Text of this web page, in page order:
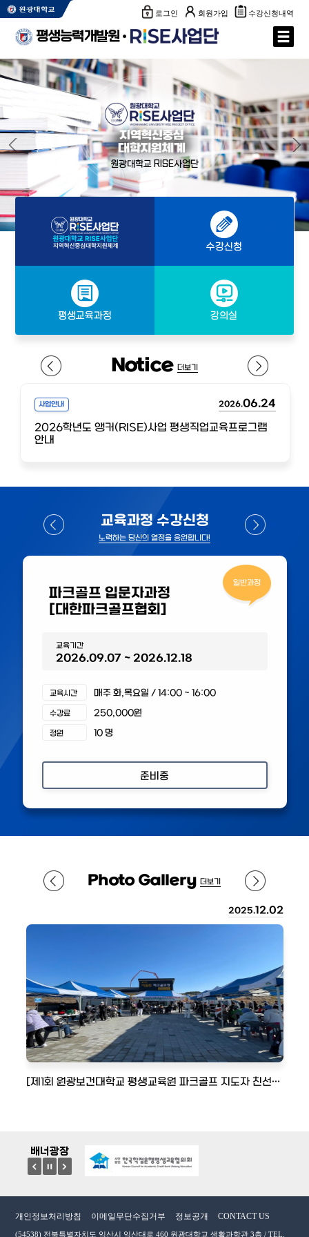
로그인 회원가입 수강신청내역
평생능력개발원
원광대학교 RISE사업단
수강신청
평생교육과정 강의실
Notice더보기
사업안내 2026.06.24
2026학년도 앵커(RISE)사업 평생직업교육프로그램
안내
교육과정 수강신청
노력하는 당신의 열정을 응원합니다!
일반과정
파크골프 입문자과정
[대한파크골프협회]
교육기간
2026.09.07 ~ 2026.12.18
교육시간 매주 화,목요일 / 14:00 ~ 16:00
수강료 250,000원
정원 10 명
준비중
PhotoGallery더보기
2025.12.02
[제1회 원광보건대학교 평생교육원 파크골프 지도자 친선대회] 원광보건대학교 평생교육원 수료생들과 함께한 현장 기록
배너광장
이전 멈춤 다음
개인정보처리방침 이메일무단수집거부 정보공개 CONTACT US
(54538) 전북특별자치도 익산시 익산대로 460 원광대학교 생활과학관 3층 / TEL.